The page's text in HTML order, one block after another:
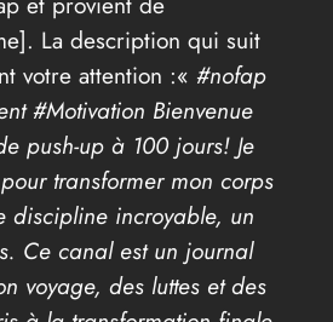
La description qui suit
votre attention :« #nofap
#Motivation Bienvenue
push-up à 100 jours! Je
transformer mon corps
discipline incroyable, un
Ce canal est un journal
voyage, des luttes et des